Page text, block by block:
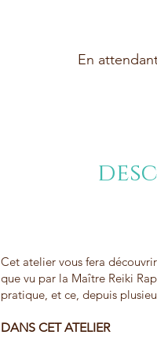
En
Cet atelier vous fera
que vu par la Maître Reiki
pratique, et ce, depuis
DANS CET ATELIER